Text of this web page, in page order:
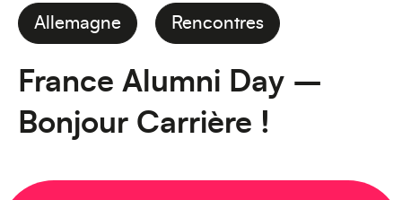
Allemagne Rencontres
France Alumni Day –
Bonjour Carrière !